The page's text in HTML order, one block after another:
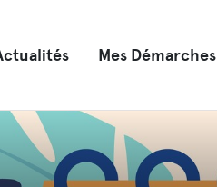
Mes Démarches